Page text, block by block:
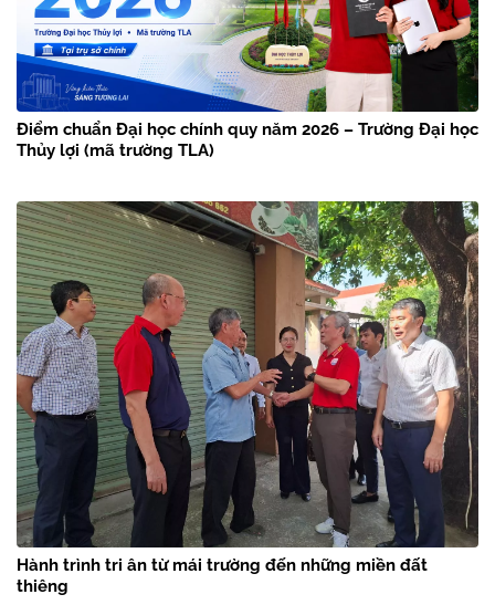
Điểm chuẩn Đại học chính quy năm 2026 – Trường Đại học
Thủy lợi (mã trường TLA)
Hành trình tri ân từ mái trường đến những miền đất
thiêng